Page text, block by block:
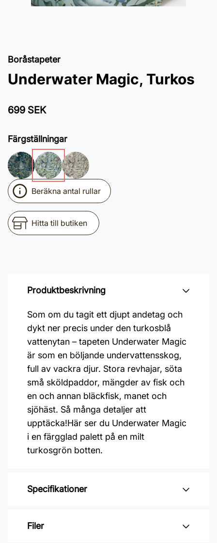
Boråstapeter
Underwater Magic, Turkos
699 SEK
Färgställningar
Beräkna antal rullar
Hitta till butiken
Produktbeskrivning
Som om du tagit ett djupt andetag och
dykt ner precis under den turkosblå
vattenytan – tapeten Underwater Magic
är som en böljande undervattensskog,
full av vackra djur. Stora revhajar, söta
små sköldpaddor, mängder av fisk och
en och annan bläckfisk, manet och
sjöhäst. Så många detaljer att
upptäcka!Här ser du Underwater Magic
i en färgglad palett på en milt
turkosgrön botten.
Specifikationer
Varumärke: Boråstapeter
Filer